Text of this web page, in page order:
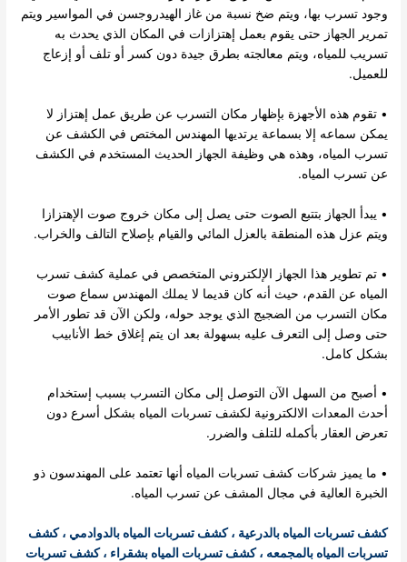
وجود تسرب بها، ويتم ضخ نسبة من غاز الهيدروجسن في المواسير ويتم
تمرير الجهاز حتى يقوم بعمل إهتزازات في المكان الذي يحدث به
تسريب للمياه، ويتم معالجته بطرق جيدة دون كسر أو تلف أو إزعاج
للعميل.
• تقوم هذه الأجهزة بإظهار مكان التسرب عن طريق عمل إهتزاز لا
يمكن سماعه إلا بسماعة يرتديها المهندس المختص في الكشف عن
تسرب المياه، وهذه هي وظيفة الجهاز الحديث المستخدم في الكشف
عن تسرب المياه.
• يبدأ الجهاز بتتبع الصوت حتى يصل إلى مكان خروج صوت الإهتزازا
ويتم عزل هذه المنطقة بالعزل المائي والقيام بإصلاح التالف والخراب.
• تم تطوير هذا الجهاز الإلكتروني المتخصص في عملية كشف تسرب
المياه عن القدم، حيث أنه كان قديما لا يملك المهندس سماع صوت
مكان التسرب من الضجيج الذي يوجد حوله، ولكن الآن قد تطور الأمر
حتى وصل إلى التعرف عليه بسهولة بعد ان يتم إغلاق خط الأنابيب
بشكل كامل.
• أصبح من السهل الآن التوصل إلى مكان التسرب بسبب إستخدام
أحدث المعدات الالكترونية لكشف تسربات المياه بشكل أسرع دون
تعرض العقار بأكمله للتلف والضرر.
• ما يميز شركات كشف تسربات المياه أنها تعتمد على المهندسون ذو
الخبرة العالية في مجال المشف عن تسرب المياه.
كشف تسربات المياه بالدرعية ،كشف تسربات المياه بالدوادمي ،كشف
تسربات المياه بالمجمعه ،كشف تسربات المياه بشقراء ،كشف تسربات